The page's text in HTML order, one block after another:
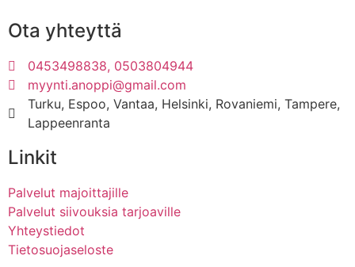
Ota yhteyttä
0453498838, 0503804944
myynti.anoppi@gmail.com
Turku, Espoo, Vantaa, Helsinki, Rovaniemi, Tampere,
Lappeenranta
Linkit
Palvelut majoittajille
Palvelut siivouksia tarjoaville
Yhteystiedot
Tietosuojaseloste